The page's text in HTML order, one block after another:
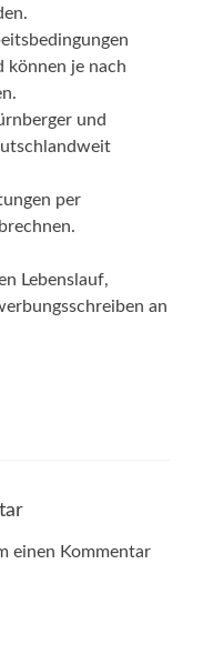
können je nach
und
per
Lebenslauf,
an
einen Kommentar